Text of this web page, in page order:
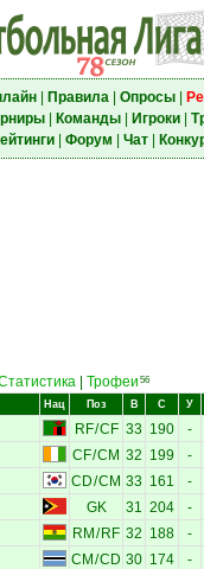
| Правила| Опросы|
| Команды| Игроки|
| Форум Чат|
Трофеи 56
Нац Поз В С У
RF/CF 33 190 -
CF/CM 32 199 -
CD/CM 33 161 -
GK 31 204 -
RM / RF 32 188 -
CM /CD 30 174 -